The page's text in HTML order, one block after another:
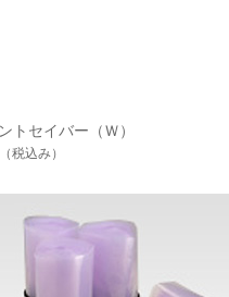
トセイバー（Ｗ）
（税込み）